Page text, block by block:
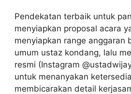
Pendekatan terbaik untuk
menyiapkan proposal acara
menyiapkan range anggaran
umum ustaz kondang, lalu
resmi (Instagram
untuk menanyakan
membicarakan detail